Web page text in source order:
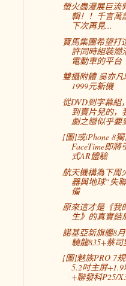
螢火蟲漫展巨流
輯！！千言萬
下次再見...
寶馬集團希望打
許同時組裝燃
電動車的平台
雙攝附體 吳亦
1999元新機
從DVD到字幕組
到賣片兒的，
劇之戀似乎要
[圖]或iPhone 8獨
FaceTime即將
式AR體驗
航天機構為下周
器與地球“失
備
原來這才是《我
生》的真實結
諾基亞新旗艦8
驍龍835+蔡司
[圖]魅族PRO 7規
5.2吋主屏
+聯發科P25/